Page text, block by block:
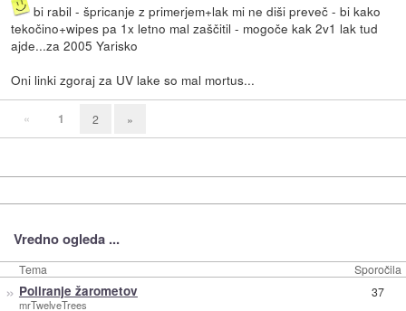
bi rabil - špricanje z primerjem+lak mi ne diši preveč - bi kako
tekočino+wipes pa 1x letno mal zaščitil - mogoče kak 2v1 lak tud
ajde...za 2005 Yarisko
Oni linki zgoraj za UV lake so mal mortus...
« 1 2 »
Vredno ogleda ...
Tema Sporočila
» Poliranje žarometov
mrTwelveTrees
37